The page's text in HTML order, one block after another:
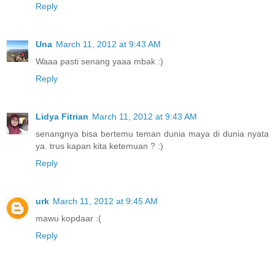
Reply
Una March 11, 2012 at 9:43 AM
Waaa pasti senang yaaa mbak :)
Reply
Lidya Fitrian March 11, 2012 at 9:43 AM
senangnya bisa bertemu teman dunia maya di dunia nyata
ya. trus kapan kita ketemuan ? :)
Reply
urk March 11, 2012 at 9:45 AM
mawu kopdaar :(
Reply